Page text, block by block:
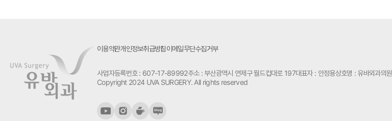
이용약관개인정보취급방침이메일무단수집거부
사업자등록번호 : 607-17-89992주소 : 부산광역시 연제구 월드컵대로 197대표자 : 안정용상호명 : 유바외과의원
Copyright 2024 UVA SURGERY. All rights reserved